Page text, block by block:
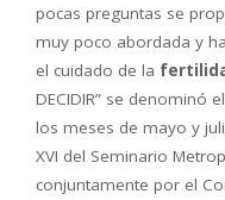
pocas preguntas se
muy poco abordada y
el cuidado de la
DECIDIR” se denominó
los meses de mayo y
XVI del Seminario
conjuntamente por el